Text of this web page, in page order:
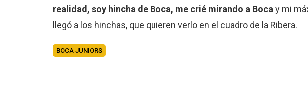
realidad, soy hincha de Boca, me crié mirando a Bocay mi
llegó a los hinchas, que quieren verlo en el cuadro de la Ribera.
BOCA JUNIORS